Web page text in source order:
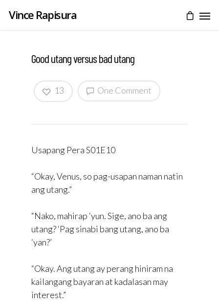
Vince Rapisura
Good utang versus bad utang
One Comment
13
Usapang Pera S01E10
“Okay, Venus, so pag-usapan naman natin
ang utang.”
“Nako, mahirap ‘yun. Sige, ano ba ang
utang? ‘Pag sinabi bang utang, ano ba
‘yan?’
“Okay. Ang utang ay perang hiniram na
kailangang bayaran at kadalasan may
interest.”